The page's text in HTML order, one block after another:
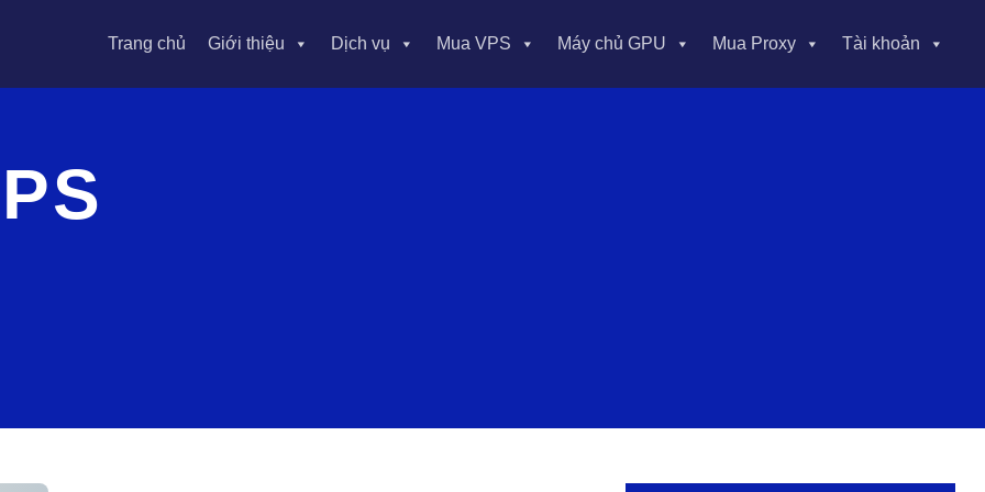
Trang chủ Giới thiệu Dịch vụ Mua VPS Máy chủ GPU Mua Proxy Tài khoản